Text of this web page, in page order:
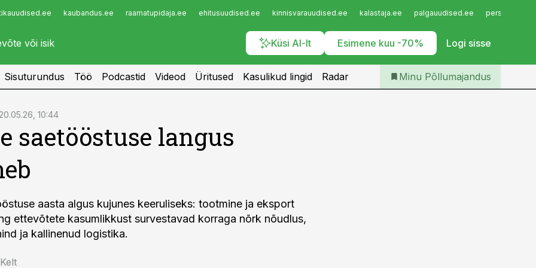
kaubandus.ee raamatupidaja.ee ehitusuudised.ee kinnisvarauudised.ee kalastaja.ee palgauudised.ee
Küsi AI-lt Esimene kuu -70% Logi sisse
Infopank
Iseteenindus
Telli Põllumajandus
Sisuturundus Töö Podcastid Videod Üritused Kasulikud lingid Radar Minu Põllumajandus
20.05.26, 10:44
saetööstuse langus
aasta algus kujunes keeruliseks: tootmine ja eksport
ettevõtete kasumlikkust survestavad korraga nõrk nõudlus,
ja kallinenud logistika.